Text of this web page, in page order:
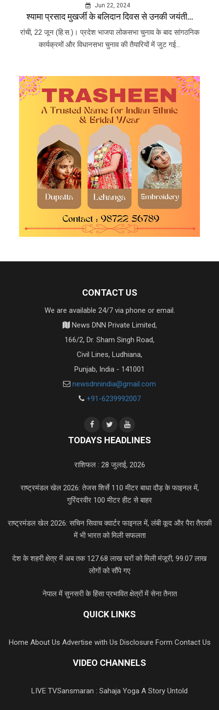
Jun 22, 2024
श्यामा प्रसाद मुखर्जी के बलिदान दिवस से उनकी जयंती...
रांची, 22 जून (हि.स.)। प्रदेश भाजपा लोकसभा चुनाव के बाद सांगठनिक
कार्यक्रमों और विधानसभा चुनाव की तैयारियों में जुट गई...
CONTACT US
We are available 24/7 via phone or email.
News DNN Private Limited,
166/2, Dr. Sham Singh Road,
Civil Lines, Ludhiana,
Punjab, India - 141001
newsdnnindia@gmail.com
+91-6239992007
TODAYS HEADLINES
राशिफल : 28 जुलाई, 2026
राष्ट्रमंडल खेल 2026: तेजस शिर्से 110 मीटर बाधा दौड़ के फाइनल में,
गुरिंदरवीर 100 मीटर हीट से बाहर
राष्ट्रमंडल खेल 2026: सचिन सिवाच क्वार्टर फाइनल में, लंबी कूद और पैरा तैराकी
में भी भारत को मिली सफलता
देश के शहरी क्षेत्र में अब तक 127.68 लाख घरों को मिली मंजूरी, 99.07 लाख
लोगों को सौंपे गए
नेपाल में सुनसरी के हिंसा प्रभावित क्षेत्रों में सेना तैनात
QUICK LINKS
Home About Us Advertise with Us Disclosure Form Contact Us
VIDEO CHANNELS
LIVE TVSansmaran : Sahaja Yoga A Story Untold